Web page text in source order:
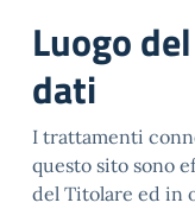
Luogo
dati
I trattamenti
questo sito sono
del Titolare ed in